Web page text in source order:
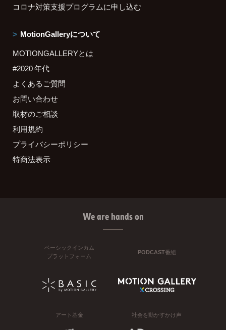
コロナ対策支援プログラムに申し込む
MotionGalleryについて
MOTIONGALLERYとは
#2020 年代
よくあるご質問
お問い合わせ
取材のご相談
利用規約
プライバシーポリシー
特商法表示
We are hands on
ベーシックインカム
プラットフォーム
PODCAST番組
アート基金 社会を動かすかけ声